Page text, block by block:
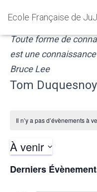
Ecole Française de
Toute forme de
est une
Bruce Lee
Tom Duquesnoy
Il n’y a pas d’évènements à
À venir
une
Derniers